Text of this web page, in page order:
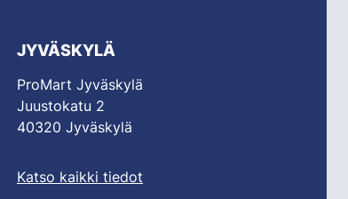
JYVÄSKYLÄ
ProMart Jyväskylä
Juustokatu 2
40320 Jyväskylä
Katso kaikki tiedot